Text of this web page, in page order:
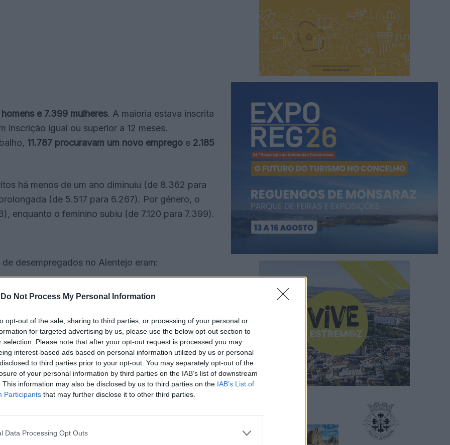
Do Not Process My Personal Information
opt-out of the sale, sharing to third parties, or processing of your personal or
for targeted advertising by us, please use the below opt-out section to
selection. Please note that after your opt-out request is processed you may
interest-based ads based on personal information utilized by us or personal
to third parties prior to your opt-out. You may separately opt-out of the
of your personal information by third parties on the IAB’s list of downstream
This information may also be disclosed by us to third parties on the IAB’s List of
Participants that may further disclose it to other third parties.
Data Processing Opt Outs
e 7.399 mulheres. A maioria estava inscrita
inscrição igual ou superior a 12 meses.
11.787 procuravam um novo emprego e 2.185
há menos de um ano diminuiu (de 8.362 para
(de 5.517 para 6.267). Por género, o
enquanto o feminino subiu (de 7.120 para 7.399).
desempregados no Alentejo eram:
baixos registaram-se emArronches (46),Mora